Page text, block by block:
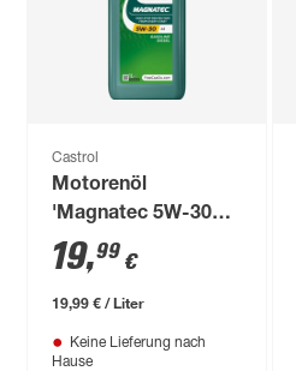
Castrol
Motorenöl
'Magnatec 5W-30
A5' 1 l
19,99 €
19,99 € / Liter
Keine Lieferung nach
Hause